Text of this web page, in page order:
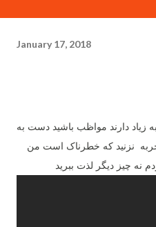
January 17, 2018
نزنید که خطرناک است من
نه چیز دیگر لذت ببرید